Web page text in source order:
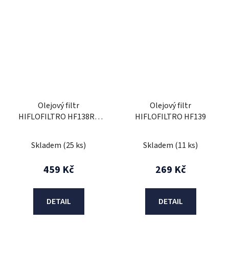
Olejový filtr
HIFLOFILTRO HF138RC
Skladem (25 ks)
459 Kč
DETAIL
Olejový filtr
HIFLOFILTRO HF139
Skladem (11 ks)
269 Kč
DETAIL